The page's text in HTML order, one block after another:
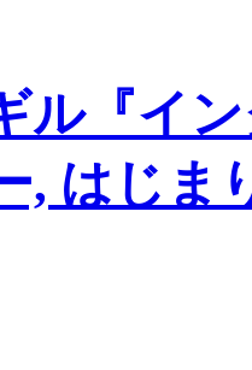
ル『イ
, はじま